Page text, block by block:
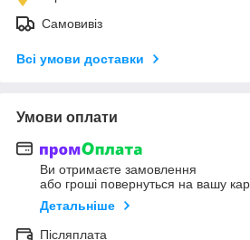
Самовивіз
Всі умови доставки
Умови оплати
Ви отримаєте замовлення
або гроші повернуться на вашу
Детальніше
Післяплата